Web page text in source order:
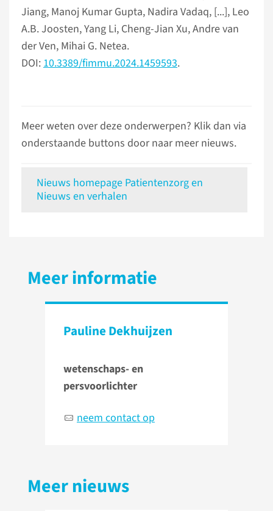
Jiang, Manoj Kumar Gupta, Nadira Vadaq, [...], Leo
A.B. Joosten, Yang Li, Cheng-Jian Xu, Andre van
der Ven, Mihai G. Netea.
DOI:10.3389/fimmu.2024.1459593.
Meer weten over deze onderwerpen? Klik dan via
onderstaande buttons door naar meer nieuws.
Nieuws homepage Patientenzorg en
Nieuws en verhalen
Meer informatie
Pauline Dekhuijzen
wetenschaps- en
persvoorlichter
neem contact op
Meer nieuws